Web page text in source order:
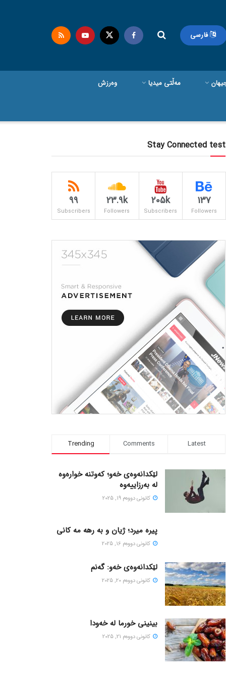
فارسی
مەڵتی میدیا وەرزش
Stay Connected test
137
Followers
205k
Subscribers
23.9k
Followers
99
Subscribers
Trending Comments Latest
لێکدانەوەی خەو؛ کەوتنە خوارەوە
لە بەرزاییەوە
كانونی دووه‌م 19, 2025
پیره میرد؛ ژیان و به رهه مه کانی
كانونی دووه‌م 16, 2025
لێکدانەوەی خەو: گەنم
كانونی دووه‌م 20, 2025
بینینی خورما لە خەودا
كانونی دووه‌م 21, 2025